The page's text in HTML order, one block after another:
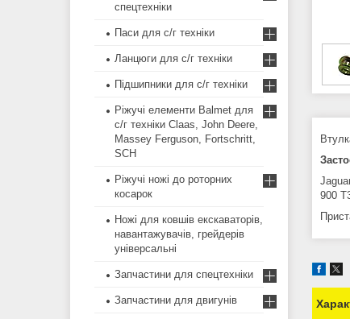
900
спецтехніки
Паси для с/г техніки
Ланцюги для с/г техніки
Підшипники для с/г техніки
Ріжучі елементи Balmet для
с/г техніки Claas, John Deere,
Massey Ferguson, Fortschritt,
SCH
Ріжучі ножі до роторних
косарок
Ножі для ковшів екскаваторів,
навантажувачів, грейдерів
універсальні
Запчастини для спецтехніки
Запчастини для двигунів